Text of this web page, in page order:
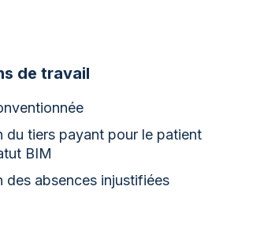
de travail
du tiers payant pour le patient
BIM
des absences injustifiées